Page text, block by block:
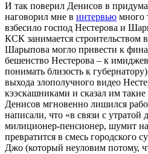
И так поверил Денисов в
наговорил мне в интервью много
взбесило господ Нестерова и
КСК занимается строительством
Шарыпова могло привести к
бешенство Нестерова – к
понимать близость к
выхода злополучного видео
кээскашниками и сказал им
Денисов мгновенно лишился
написали, что «в связи с утратой
милиционер-пенсионер, шумит
превратится в смесь городского
Джо (который неуловим потому,